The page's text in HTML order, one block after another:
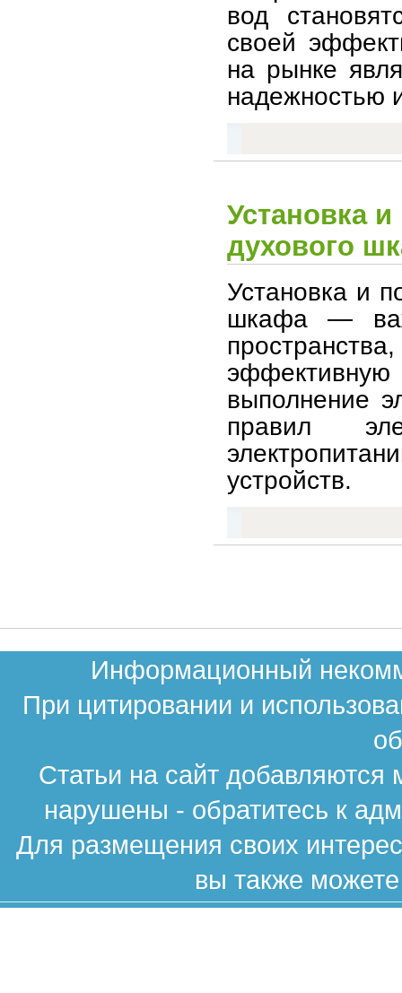
вод
своей
на рынке
надежностью
Установка
духового
Установка и
шкафа —
эффективную
выполнение
правил
устройств.
Информационный
При цитировании и
Статьи на сайт
нарушены - обратитесь к
Для размещения своих
вы также